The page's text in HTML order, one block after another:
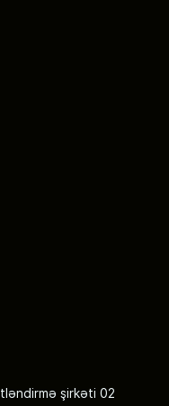
şirkəti 02